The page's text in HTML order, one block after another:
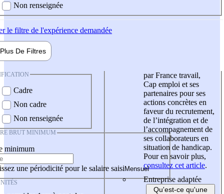
Non renseignée
le filtre de l'expérience demandée
Plus De Filtres
Cadre
Non cadre
Non renseignée
BRUT MINIMUM
minimum
une périodicité pour le salaire saisi
par France travail,
Cap emploi et ses
partenaires pour ses
actions concrètes en
faveur du recrutement,
de l’intégration et de
l’accompagnement de
ses collaborateurs en
situation de handicap.
Pour en savoir plus,
consultez cet article.
Entreprise adaptée
Qu'est-ce qu'une